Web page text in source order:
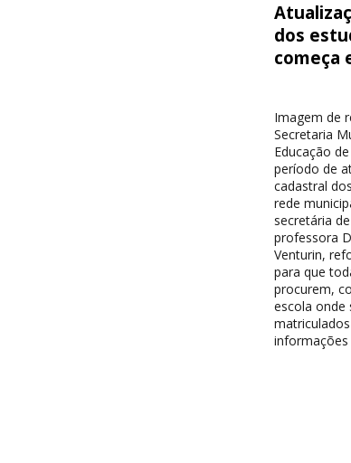
dos
começa
Imagem de
Secretaria
Educação
período de
cadastral
rede
secretária
professora
Venturin,
para que
procurem,
escola onde